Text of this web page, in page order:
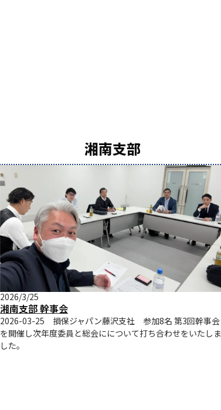
湘南支部
2026/3/25
湘南支部 幹事会
2026-03-25 損保ジャパン藤沢支社 参加8名 第3回幹事会
を開催し次年度委員と総会にについて打ち合わせをいたしま
した。